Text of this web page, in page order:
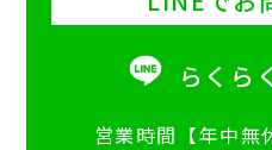
らくら
営業時間【年中無